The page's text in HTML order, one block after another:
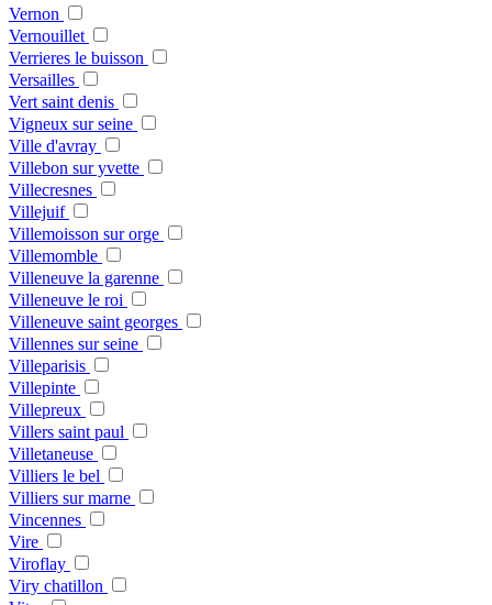
Vernon
Vernouillet
Verrieres le buisson
Versailles
Vert saint denis
Vigneux sur seine
Ville d'avray
Villebon sur yvette
Villecresnes
Villejuif
Villemoisson sur orge
Villemomble
Villeneuve la garenne
Villeneuve le roi
Villeneuve saint georges
Villennes sur seine
Villeparisis
Villepinte
Villepreux
Villers saint paul
Villetaneuse
Villiers le bel
Villiers sur marne
Vincennes
Vire
Viroflay
Viry chatillon